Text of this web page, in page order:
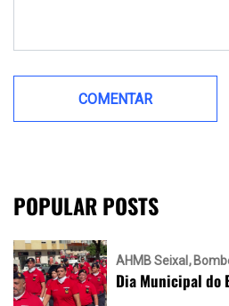
POPULAR POSTS
AHMB Seixal
Dia Municipal do